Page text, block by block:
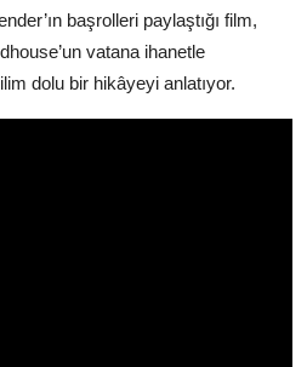
başrolleri paylaştığı film,
vatana ihanetle
dolu bir hikâyeyi anlatıyor.